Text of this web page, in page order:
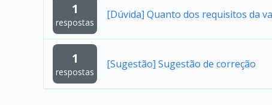
1
respostas
[Dúvida] Quanto dos requisitos da
1
respostas
[Sugestão] Sugestão de correção